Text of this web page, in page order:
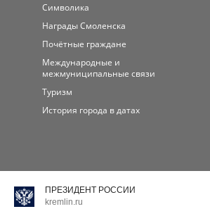
Символика
Награды Смоленска
Почётные граждане
Международные и
межмуниципальные связи
Туризм
История города в датах
ПРЕЗИДЕНТ РОССИИ
kremlin.ru